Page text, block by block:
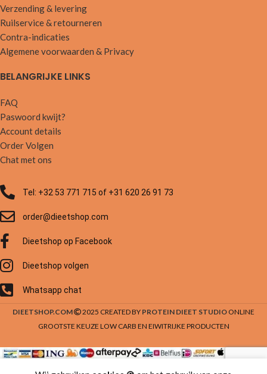
Verzending & levering
Ruilservice & retourneren
Contra-indicaties
Algemene voorwaarden & Privacy
BELANGRIJKE LINKS
FAQ
Paswoord kwijt?
Account details
Order Volgen
Chat met ons
Tel: +32 53 771 715 of +31 620 26 91 73
order@dieetshop.com
Dieetshop op Facebook
Dieetshop volgen
Whatsapp chat
DIEETSHOP.COM 2025 CREATED BY PROTEIN DIEET STUDIO ONLINE
GROOTSTE KEUZE LOW CARB EN EIWITRIJKE PRODUCTEN